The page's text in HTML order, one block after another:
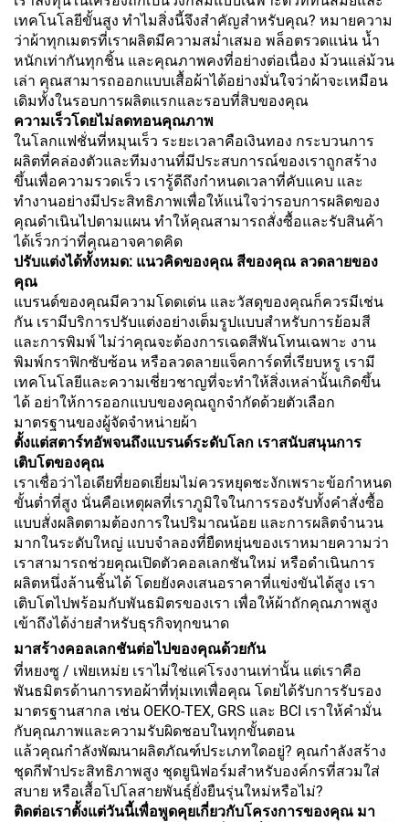
เทคโนโลยีขั้นสูง ทำไมสิ่งนี้จึงสำคัญสำหรับคุณ? หมายความ
ว่าผ้าทุกเมตรที่เราผลิตมีความสม่ำเสมอ พล็อตรวดแน่น น้ำ
หนักเท่ากันทุกชิ้น และคุณภาพคงที่อย่างต่อเนื่อง ม้วนแล่ม้วน
เล่า คุณสามารถออกแบบเสื้อผ้าได้อย่างมั่นใจว่าผ้าจะเหมือน
เดิมทั้งในรอบการผลิตแรกและรอบที่สิบของคุณ
ความเร็วโดยไม่ลดทอนคุณภาพ
ในโลกแฟชั่นที่หมุนเร็ว ระยะเวลาคือเงินทอง กระบวนการ
ผลิตที่คล่องตัวและทีมงานที่มีประสบการณ์ของเราถูกสร้าง
ขึ้นเพื่อความรวดเร็ว เรารู้ดีถึงกำหนดเวลาที่คับแคบ และ
ทำงานอย่างมีประสิทธิภาพเพื่อให้แน่ใจว่ารอบการผลิตของ
คุณดำเนินไปตามแผน ทำให้คุณสามารถสั่งซื้อและรับสินค้า
ได้เร็วกว่าที่คุณอาจคาดคิด
ปรับแต่งได้ทั้งหมด: แนวคิดของคุณ สีของคุณ ลวดลายของ
คุณ
แบรนด์ของคุณมีความโดดเด่น และวัสดุของคุณก็ควรมีเช่น
กัน เรามีบริการปรับแต่งอย่างเต็มรูปแบบสำหรับการย้อมสี
และการพิมพ์ ไม่ว่าคุณจะต้องการเฉดสีพันโทนเฉพาะ งาน
พิมพ์กราฟิกซับซ้อน หรือลวดลายแจ็คการ์ดที่เรียบหรู เรามี
เทคโนโลยีและความเชี่ยวชาญที่จะทำให้สิ่งเหล่านั้นเกิดขึ้น
ได้ อย่าให้การออกแบบของคุณถูกจำกัดด้วยตัวเลือก
มาตรฐานของผู้จัดจำหน่ายผ้า
ตั้งแต่สตาร์ทอัพจนถึงแบรนด์ระดับโลก เราสนับสนุนการ
เติบโตของคุณ
เราเชื่อว่าไอเดียที่ยอดเยี่ยมไม่ควรหยุดชะงักเพราะข้อกำหนด
ขั้นต่ำที่สูง นั่นคือเหตุผลที่เราภูมิใจในการรองรับทั้งคำสั่งซื้อ
แบบสั่งผลิตตามต้องการในปริมาณน้อย และการผลิตจำนวน
มากในระดับใหญ่ แบบจำลองที่ยืดหยุ่นของเราหมายความว่า
เราสามารถช่วยคุณเปิดตัวคอลเลกชันใหม่ หรือดำเนินการ
ผลิตหนึ่งล้านชิ้นได้ โดยยังคงเสนอราคาที่แข่งขันได้สูง เรา
เติบโตไปพร้อมกับพันธมิตรของเรา เพื่อให้ผ้าถักคุณภาพสูง
เข้าถึงได้ง่ายสำหรับธุรกิจทุกขนาด
มาสร้างคอลเลกชันต่อไปของคุณด้วยกัน
ที่หยงซู / เฟ่ยเหม่ย เราไม่ใช่แค่โรงงานเท่านั้น แต่เราคือ
พันธมิตรด้านการทอผ้าที่ทุ่มเทเพื่อคุณ โดยได้รับการรับรอง
มาตรฐานสากล เช่น OEKO-TEX, GRS และ BCI เราให้คำมั่น
กับคุณภาพและความรับผิดชอบในทุกขั้นตอน
แล้วคุณกำลังพัฒนาผลิตภัณฑ์ประเภทใดอยู่? คุณกำลังสร้าง
ชุดกีฬาประสิทธิภาพสูง ชุดยูนิฟอร์มสำหรับองค์กรที่สวมใส่
สบาย หรือเสื้อโปโลสายพันธุ์ยั่งยืนรุ่นใหม่หรือไม่?
ติดต่อเราตั้งแต่วันนี้เพื่อพูดคุยเกี่ยวกับโครงการของคุณ มา